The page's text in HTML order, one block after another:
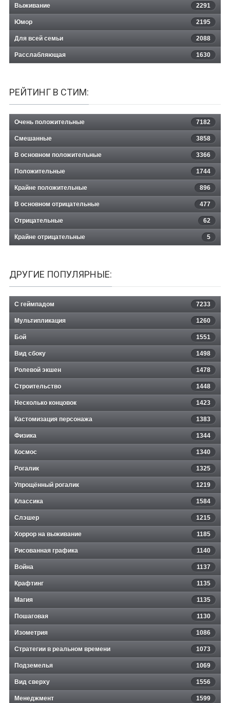
Выживание 2291
Юмор 2195
Для всей семьи 2088
Расслабляющая 1630
РЕЙТИНГ В СТИМ:
Очень положительные 7182
Смешанные 3858
В основном положительные 3366
Положительные 1744
Крайне положительные 896
В основном отрицательные 477
Отрицательные 62
Крайне отрицательные 5
ДРУГИЕ ПОПУЛЯРНЫЕ:
С геймпадом 7233
Мультипликация 1260
Бой 1551
Вид сбоку 1498
Ролевой экшен 1478
Строительство 1448
Несколько концовок 1423
Кастомизация персонажа 1383
Физика 1344
Космос 1340
Рогалик 1325
Упрощённый рогалик 1219
Классика 1584
Слэшер 1215
Хоррор на выживание 1185
Рисованная графика 1140
Война 1137
Крафтинг 1135
Магия 1135
Пошаговая 1130
Изометрия 1086
Стратегии в реальном времени 1073
Подземелья 1069
Вид сверху 1556
Менеджмент 1599